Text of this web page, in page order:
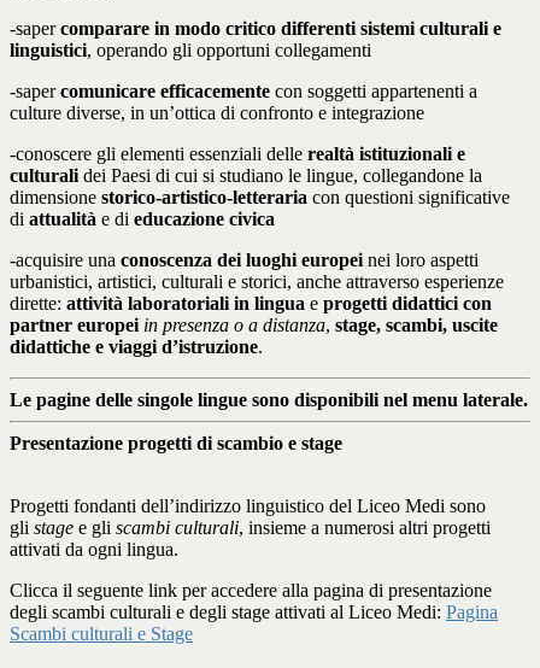
-saper comparare in modo critico differenti sistemi culturali e
linguistici, operando gli opportuni collegamenti
-saper comunicare efficacemente con soggetti appartenenti a
culture diverse, in un’ottica di confronto e integrazione
-conoscere gli elementi essenziali delle realtà istituzionali e
culturali dei Paesi di cui si studiano le lingue, collegandone la
dimensione storico-artistico-letteraria con questioni significative
di attualità e di educazione civica
-acquisire una conoscenza dei luoghi europei nei loro aspetti
urbanistici, artistici, culturali e storici, anche attraverso esperienze
dirette: attività laboratoriali in lingua e progetti didattici con
partner europei in presenza o a distanza, stage, scambi, uscite
didattiche e viaggi d’istruzione.
Le pagine delle singole lingue sono disponibili nel menu laterale.
Presentazione progetti di scambio e stage
Progetti fondanti dell’indirizzo linguistico del Liceo Medi sono
gli stage e gli scambi culturali, insieme a numerosi altri progetti
attivati da ogni lingua.
Clicca il seguente link per accedere alla pagina di presentazione
degli scambi culturali e degli stage attivati al Liceo Medi: Pagina
Scambi culturali e Stage